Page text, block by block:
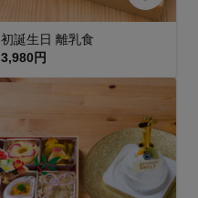
初誕生日 離乳食
3,980円